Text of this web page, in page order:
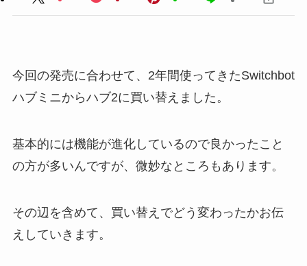
今回の発売に合わせて、2年間使ってきたSwitchbot
ハブミニからハブ2に買い替えました。
基本的には機能が進化しているので良かったこと
の方が多いんですが、微妙なところもあります。
その辺を含めて、買い替えでどう変わったかお伝
えしていきます。